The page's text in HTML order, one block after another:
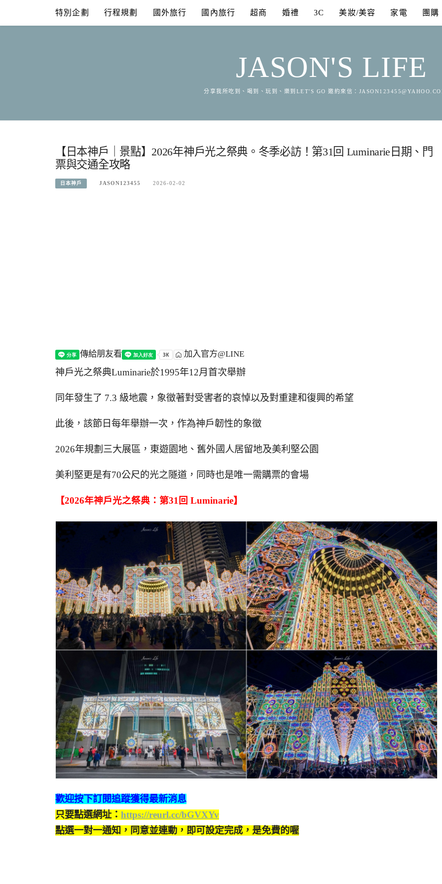
content
特別企劃 行程規劃 國外旅行 國內旅行 超商 婚禮 3C 美妝/美容 家電 團購
JASON'S LIFE
分享我所吃到、喝到、玩到、樂到LET'S GO 邀約來信：
【日本神戶｜景點】2026年神戶光之祭典。冬季必訪！第31回 Luminarie日期、門
票與交通全攻略
日本神戶 JASON123455 2026-02-02
傳給朋友看 加入官方@LINE
神戶光之祭典Luminarie於1995年12月首次舉辦
同年發生了 7.3 級地震，象徵著對受害者的哀悼以及對重建和復興的希望
此後，該節日每年舉辦一次，作為神戶韌性的象徵
2026年規劃三大展區，東遊園地、舊外國人居留地及美利堅公園
美利堅更是有70公尺的光之隧道，同時也是唯一需購票的會場
【2026年神戶光之祭典：第31回 Luminarie】
歡迎按下訂閱追蹤獲得最新消息
只要點選網址： https://reurl.cc/bGVXYv
點選一對一通知，同意並連動，即可設定完成，是免費的喔